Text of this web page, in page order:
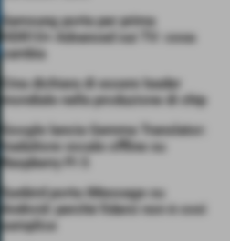
Samsung porta per prima
HDR10+ Advanced sui TV: cosa
cambia
Cina dichiara di essere leader
mondiale nella produzione di chip
Google lancia Gemma Translator:
traduttore vocale offline su
Raspberry Pi 5
Sunbird porta iMessage su
Android: perché fidarsi non è così
semplice